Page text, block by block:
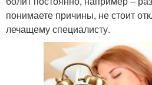
понимаете причины, не стоит
лечащему специалисту.